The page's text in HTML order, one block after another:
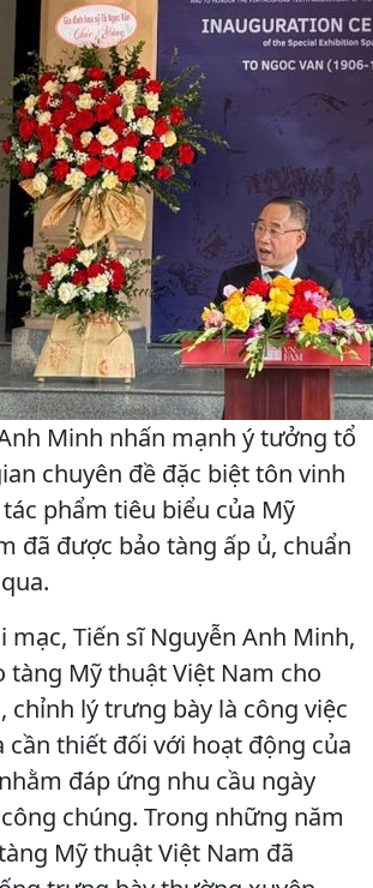
Minh nhấn mạnh ý tưởng tổ
chuyên đề đặc biệt tôn vinh
phẩm tiêu biểu của Mỹ
đã được bảo tàng ấp ủ, chuẩn
mạc, Tiến sĩ Nguyễn Anh Minh,
tàng Mỹ thuật Việt Nam cho
chỉnh lý trưng bày là công việc
cần thiết đối với hoạt động của
đáp ứng nhu cầu ngày
chúng. Trong những năm
Mỹ thuật Việt Nam đã